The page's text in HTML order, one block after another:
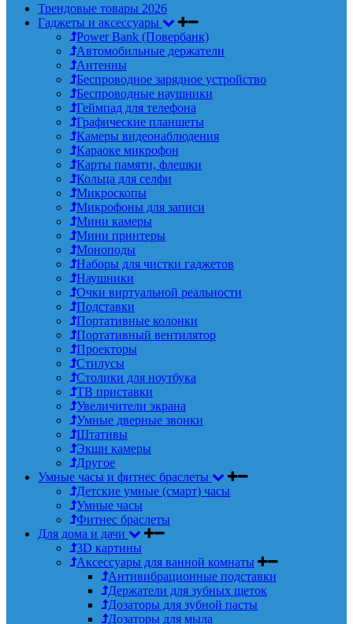
Трендовые товары 2026
Гаджеты и аксессуары
Power Bank (Повербанк)
Автомобильные держатели
Антенны
Беспроводное зарядное устройство
Беспроводные наушники
Геймпад для телефона
Графические планшеты
Камеры видеонаблюдения
Караоке микрофон
Карты памяти, флешки
Кольца для селфи
Микроскопы
Микрофоны для записи
Мини камеры
Мини принтеры
Моноподы
Наборы для чистки гаджетов
Наушники
Очки виртуальной реальности
Подставки
Портативные колонки
Портативный вентилятор
Проекторы
Стилусы
Столики для ноутбука
ТВ приставки
Увеличители экрана
Умные дверные звонки
Штативы
Экшн камеры
Другое
Умные часы и фитнес браслеты
Детские умные (смарт) часы
Умные часы
Фитнес браслеты
Для дома и дачи
3D картины
Аксессуары для ванной комнаты
Антивибрационные подставки
Держатели для зубных щеток
Дозаторы для зубной пасты
Дозаторы для мыла